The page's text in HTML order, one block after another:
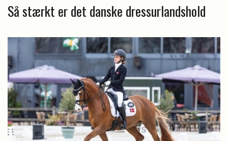
Så stærkt er det danske dressurlandshold